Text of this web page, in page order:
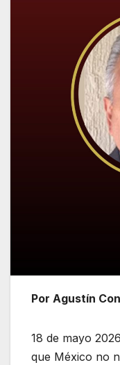
Por Agustín
18 de mayo
que México no